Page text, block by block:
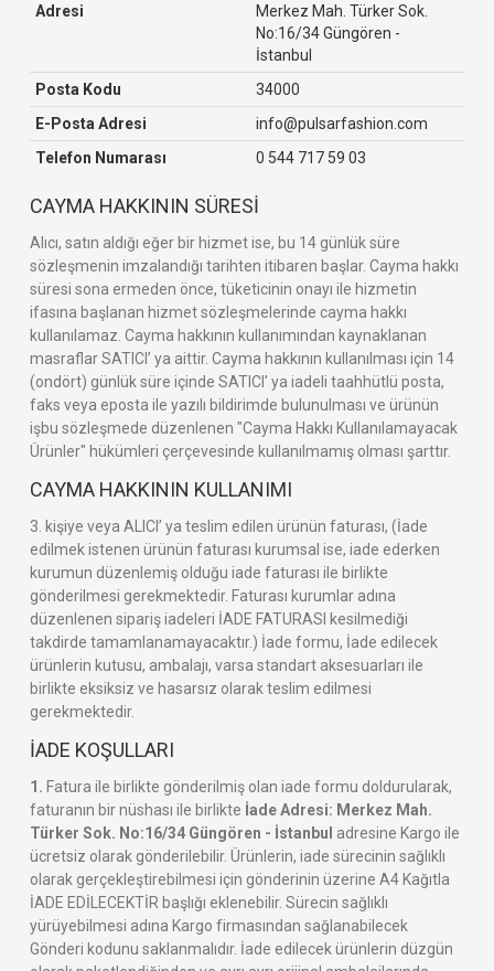
Adresi
Merkez Mah. Türker Sok.
No:16/34 Güngören -
İstanbul
Posta Kodu
34000
E-Posta Adresi
info@pulsarfashion.com
Telefon Numarası
0 544 717 59 03
CAYMA HAKKININ SÜRESİ
Alıcı, satın aldığı eğer bir hizmet ise, bu 14 günlük süre
sözleşmenin imzalandığı tarihten itibaren başlar. Cayma hakkı
süresi sona ermeden önce, tüketicinin onayı ile hizmetin
ifasına başlanan hizmet sözleşmelerinde cayma hakkı
kullanılamaz. Cayma hakkının kullanımından kaynaklanan
masraflar SATICI’ ya aittir. Cayma hakkının kullanılması için 14
(ondört) günlük süre içinde SATICI' ya iadeli taahhütlü posta,
faks veya eposta ile yazılı bildirimde bulunulması ve ürünün
işbu sözleşmede düzenlenen "Cayma Hakkı Kullanılamayacak
Ürünler" hükümleri çerçevesinde kullanılmamış olması şarttır.
CAYMA HAKKININ KULLANIMI
3. kişiye veya ALICI’ ya teslim edilen ürünün faturası, (İade
edilmek istenen ürünün faturası kurumsal ise, iade ederken
kurumun düzenlemiş olduğu iade faturası ile birlikte
gönderilmesi gerekmektedir. Faturası kurumlar adına
düzenlenen sipariş iadeleri İADE FATURASI kesilmediği
takdirde tamamlanamayacaktır.) İade formu, İade edilecek
ürünlerin kutusu, ambalajı, varsa standart aksesuarları ile
birlikte eksiksiz ve hasarsız olarak teslim edilmesi
gerekmektedir.
İADE KOŞULLARI
1. Fatura ile birlikte gönderilmiş olan iade formu doldurularak,
faturanın bir nüshası ile birlikte İade Adresi: Merkez Mah.
Türker Sok. No:16/34 Güngören - İstanbul adresine Kargo ile
ücretsiz olarak gönderilebilir. Ürünlerin, iade sürecinin sağlıklı
olarak gerçekleştirebilmesi için gönderinin üzerine A4 Kağıtla
İADE EDİLECEKTİR başlığı eklenebilir. Sürecin sağlıklı
yürüyebilmesi adına Kargo firmasından sağlanabilecek
Gönderi kodunu saklanmalıdır. İade edilecek ürünlerin düzgün